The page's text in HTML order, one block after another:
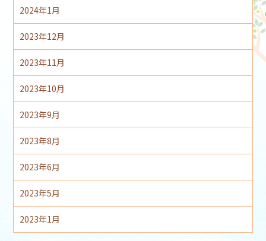
2024年1月
2023年12月
2023年11月
2023年10月
2023年9月
2023年8月
2023年6月
2023年5月
2023年1月